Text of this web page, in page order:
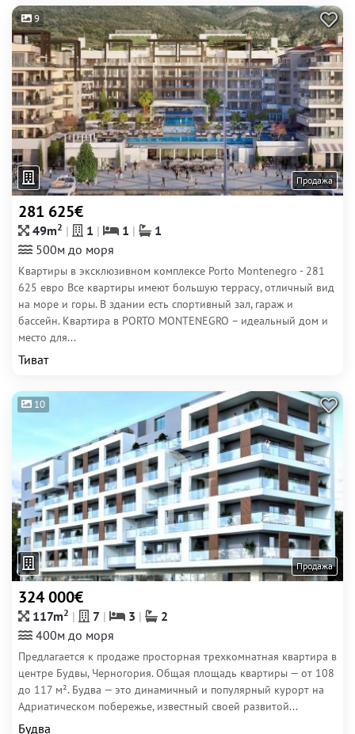
9
Продажа
281 625€
49m2 1 1
1
500м до моря
Квартиры в эксклюзивном комплексе Porto Montenegro - 281
625 евро Все квартиры имеют большую террасу, отличный вид
на море и горы. В здании есть спортивный зал, гараж и
бассейн. Квартира в PORTO MONTENEGRO – идеальный дом и
место для...
Тиват
10
Продажа
324 000€
117m2 7 3
2
400м до моря
Предлагается к продаже просторная трехкомнатная квартира в
центре Будвы, Черногория. Общая площадь квартиры — от 108
до 117 м². Будва — это динамичный и популярный курорт на
Адриатическом побережье, известный своей развитой...
Будва